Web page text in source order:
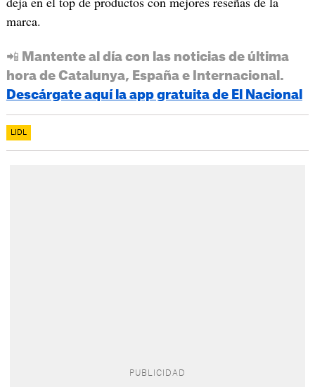
marca.
📲 Mantente al día con las noticias de última
hora de Catalunya, España e Internacional.
Descárgate aquí la app gratuita de El Nacional
LIDL